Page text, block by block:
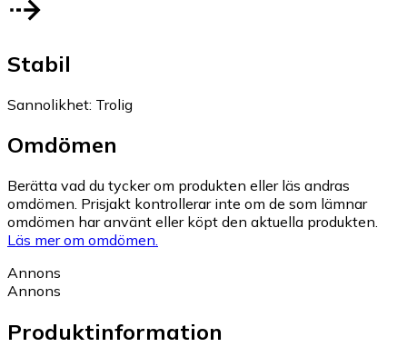
Stabil
Sannolikhet: Trolig
Omdömen
Berätta vad du tycker om produkten eller läs andras
omdömen. Prisjakt kontrollerar inte om de som lämnar
omdömen har använt eller köpt den aktuella produkten.
Läs mer om omdömen.
Annons
Annons
Produktinformation